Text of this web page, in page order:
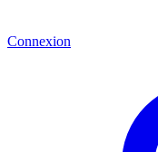
Connexion